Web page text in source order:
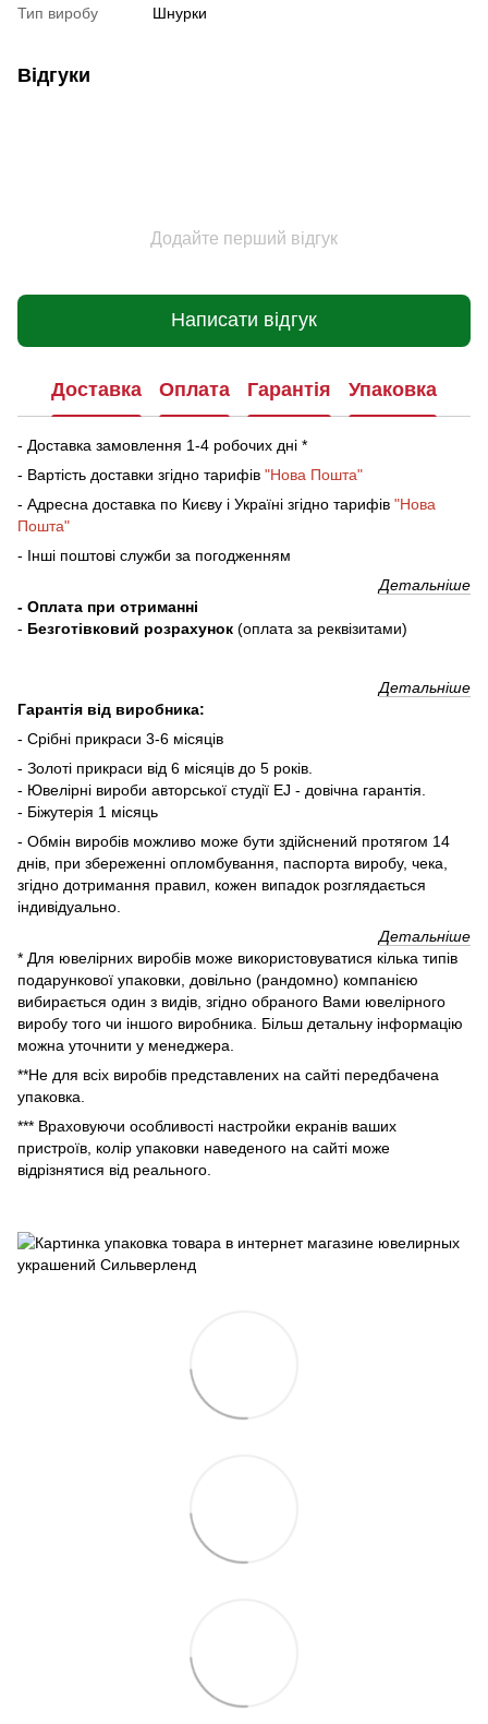
Тип виробу
Шнурки
Відгуки
Додайте перший відгук
Написати відгук
Доставка Оплата Гарантія Упаковка
- Доставка замовлення 1-4 робочих дні *
- Вартість доставки згідно тарифів "Нова Пошта"
- Адресна доставка по Києву і Україні згідно тарифів "Нова
Пошта"
- Інші поштові служби за погодженням
Детальніше
- Оплата при отриманні
- Безготівковий розрахунок (оплата за реквізитами)
Детальніше
Гарантія від виробника:
- Срібні прикраси 3-6 місяців
- Золоті прикраси від 6 місяців до 5 років.
- Ювелірні вироби авторської студії EJ - довічна гарантія.
- Біжутерія 1 місяць
- Обмін виробів можливо може бути здійснений протягом 14
днів, при збереженні опломбування, паспорта виробу, чека,
згідно дотримання правил, кожен випадок розглядається
індивідуально.
Детальніше
* Для ювелірних виробів може використовуватися кілька типів
подарункової упаковки, довільно (рандомно) компанією
вибирається один з видів, згідно обраного Вами ювелірного
виробу того чи іншого виробника. Більш детальну інформацію
можна уточнити у менеджера.
**Не для всіх виробів представлених на сайті передбачена
упаковка.
*** Враховуючи особливості настройки екранів ваших
пристроїв, колір упаковки наведеного на сайті може
відрізнятися від реального.